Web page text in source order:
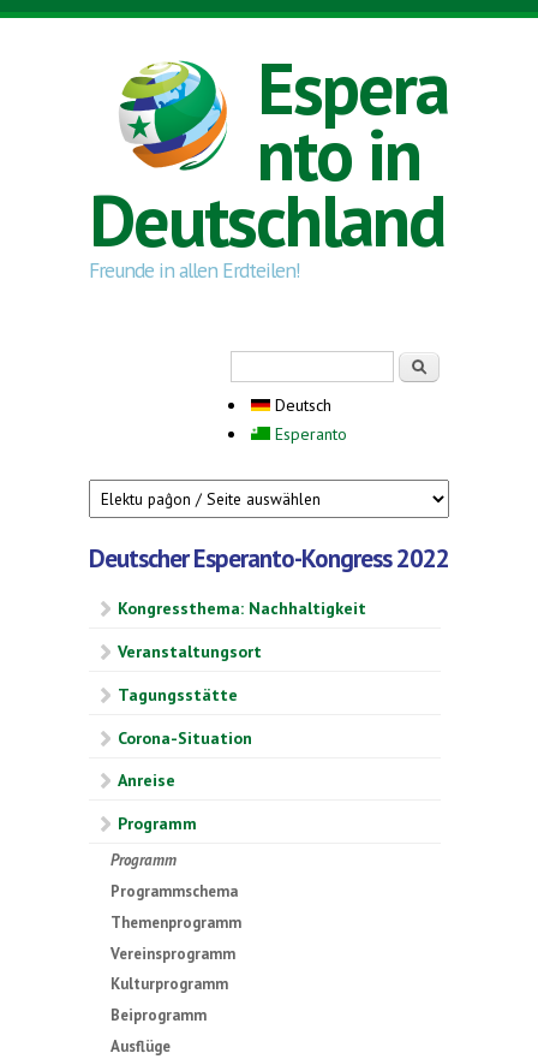
Direkt zum Inhalt
Espera
nto in
Deutschland
Freunde in allen Erdteilen!
Deutsch
Esperanto
Deutscher Esperanto-Kongress 2022
Kongressthema: Nachhaltigkeit
Veranstaltungsort
Tagungsstätte
Corona-Situation
Anreise
Programm
Programm
Programmschema
Themenprogramm
Vereinsprogramm
Kulturprogramm
Beiprogramm
Ausflüge